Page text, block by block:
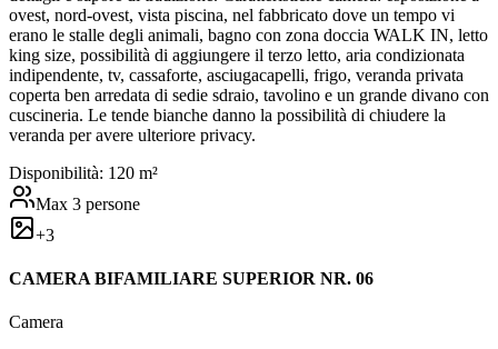
ovest, nord-ovest, vista piscina, nel fabbricato dove un tempo vi
erano le stalle degli animali, bagno con zona doccia WALK IN, letto
king size, possibilità di aggiungere il terzo letto, aria condizionata
indipendente, tv, cassaforte, asciugacapelli, frigo, veranda privata
coperta ben arredata di sedie sdraio, tavolino e un grande divano con
cuscineria. Le tende bianche danno la possibilità di chiudere la
veranda per avere ulteriore privacy.
Disponibilità: 1 20 m²
Max 3 persone
+3
CAMERA BIFAMILIARE SUPERIOR NR. 06
Camera